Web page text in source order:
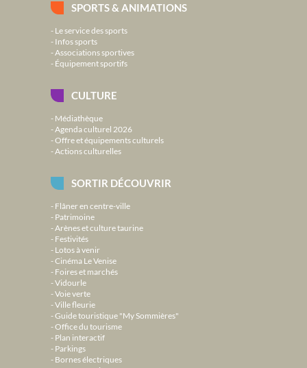
SPORTS & ANIMATIONS
Le service des sports
Infos sports
Associations sportives
Équipement sportifs
CULTURE
Médiathèque
Agenda culturel 2026
Offre et équipements culturels
Actions culturelles
SORTIR DÉCOUVRIR
Flâner en centre-ville
Patrimoine
Arènes et culture taurine
Festivités
Lotos à venir
Cinéma Le Venise
Foires et marchés
Vidourle
Voie verte
Ville fleurie
Guide touristique "My Sommières"
Office du tourisme
Plan interactif
Parkings
Bornes électriques